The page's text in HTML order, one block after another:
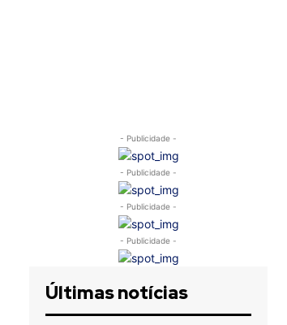
- Publicidade -
- Publicidade -
- Publicidade -
- Publicidade -
Últimas notícias